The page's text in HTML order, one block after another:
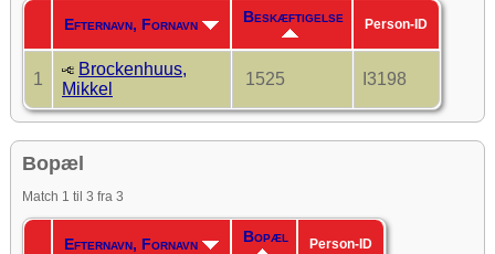
Efternavn, Fornavn Beskæftigelse Person-ID
1
Brockenhuus,
Mikkel
1525 I3198
Bopæl
Match 1 til 3 fra 3
Efternavn, Fornavn Bopæl Person-ID